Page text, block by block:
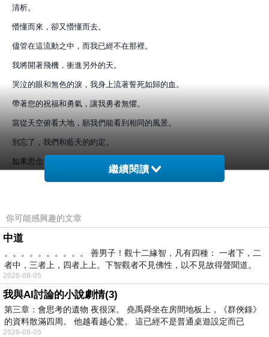
清析。
懵懂而來，卻又懵懂而去。
儘管在這流動之中，而我已經不在那裡。
我將開著飛機，衝進另外的天。
哭泣的眼和無色的淚，我身上流著誓死如歸的血。
帶著您的祝福和勇氣，讓我勇者無懼。
當從天空俯看大地，願我們能看到相同的風景。
別忘了，我們和藍天的約定。
如果思念有形狀………
我又該用什麼來分析………
田中的白鷺鷥，無欠缺什麼，山頂的百合花，春天現香味(閩南發音)，
縱然東邊下著雨，我依然相信，彩虹在那裏。
繼續閱讀
你可能感興趣的文章
中道
。。。。。。。。。。 善男子！觀十二緣智，凡有四種： 一者下，二
者中，三者上，四者上上。下智觀者不見佛性，以不見故得聲聞道。
2026-08-05
我與AI討論的小說劇情(3)
第三章：會思考的遺物 夜很深。 堯禹舜坐在房間地板上，《群俠錄》
的資料散滿四周。 他越看越心驚。 這已經不是普通桌遊設定而已
2026-08-05